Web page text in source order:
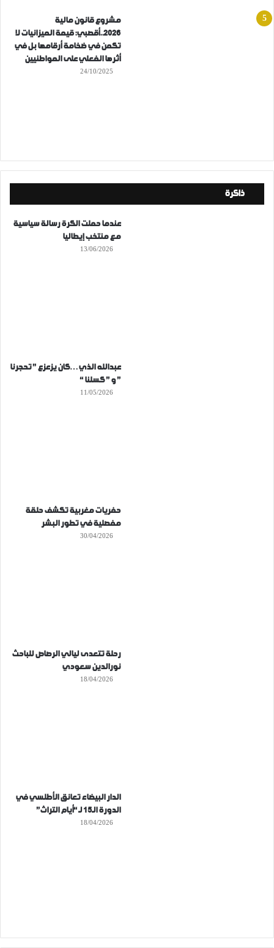
مشروع قانون مالية
2026..أقصبي: قيمة الميزانيات لا
تكمن في ضخامة أرقامها بل في
أثرها الفعلي على المواطنيين
24/10/2025
ذاكرة
عندما حملت الكرة رسالة سياسية
مع منتخب إيطاليا
13/06/2026
عبدالله الذي…كان يزعزع ” تحجرنا
” و ” كسلنا “
11/05/2026
حفريات مغربية تكشف حلقة
مفصلية في تطور البشر
30/04/2026
رحلة تتعدى ليالي الرصاص للباحث
نورالدين سعودي
18/04/2026
الدار البيضاء تعانق الأطلسي في
الدورة الـ15 لـ “أيام التراث”
18/04/2026